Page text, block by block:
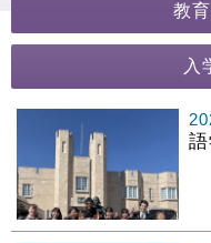
教
入